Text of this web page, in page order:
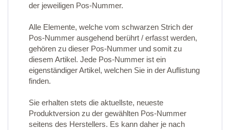
der jeweiligen Pos-Nummer.
Alle Elemente, welche vom schwarzen Strich der
Pos-Nummer ausgehend berührt / erfasst werden,
gehören zu dieser Pos-Nummer und somit zu
diesem Artikel. Jede Pos-Nummer ist ein
eigenständiger Artikel, welchen Sie in der Auflistung
finden.
Sie erhalten stets die aktuellste, neueste
Produktversion zu der gewählten Pos-Nummer
seitens des Herstellers. Es kann daher je nach